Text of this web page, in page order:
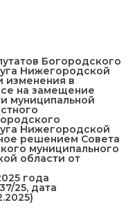
Богородского
Нижегородской
изменения в
на замещение
муниципальной
Нижегородской
решением Совета
муниципального
области от
года
25, дата